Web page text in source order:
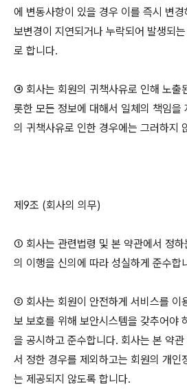
에 변동사항이 있을 경우 이를 즉시 변
보변경이 지연되거나 누락되어 발생되
로 합니다.
④ 회사는 회원의 귀책사유로 인해 노출
롯한 모든 정보에 대해서 일체의 책임을
의 귀책사유로 인한 경우에는 그러하지
제9조 (회사의 의무)
① 회사는 관련법령 및 본 약관에서 정하
의 이행을 신의에 따라 성실하게 준수합
② 회사는 회원이 안전하게 서비스를 이
보 보호를 위해 보안시스템을 갖추어야
을 공시하고 준수합니다. 회사는 본 약관
서 정한 경우를 제외하고는 회원의 개인
는 제공되지 않도록 합니다.